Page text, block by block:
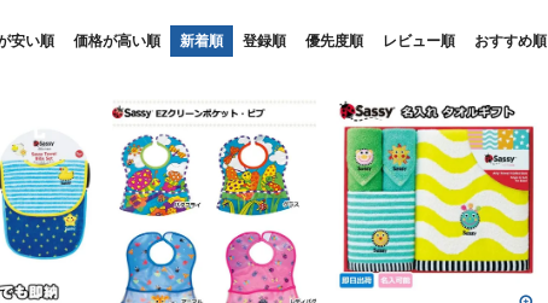
安い順 価格が高い順 新着順 登録順 優先度順 レビュー順 おすすめ順